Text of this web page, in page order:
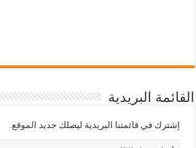
القائمة البريدية
إشترك في قائمتنا البريدية ليصلك جديد الموقع.